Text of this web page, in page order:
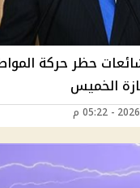
حظر حركة
الخميس